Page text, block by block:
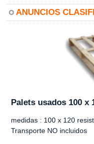
ANUNCIOS
Palets usados 100 x
medidas : 100 x 120
Transporte NO incluidos